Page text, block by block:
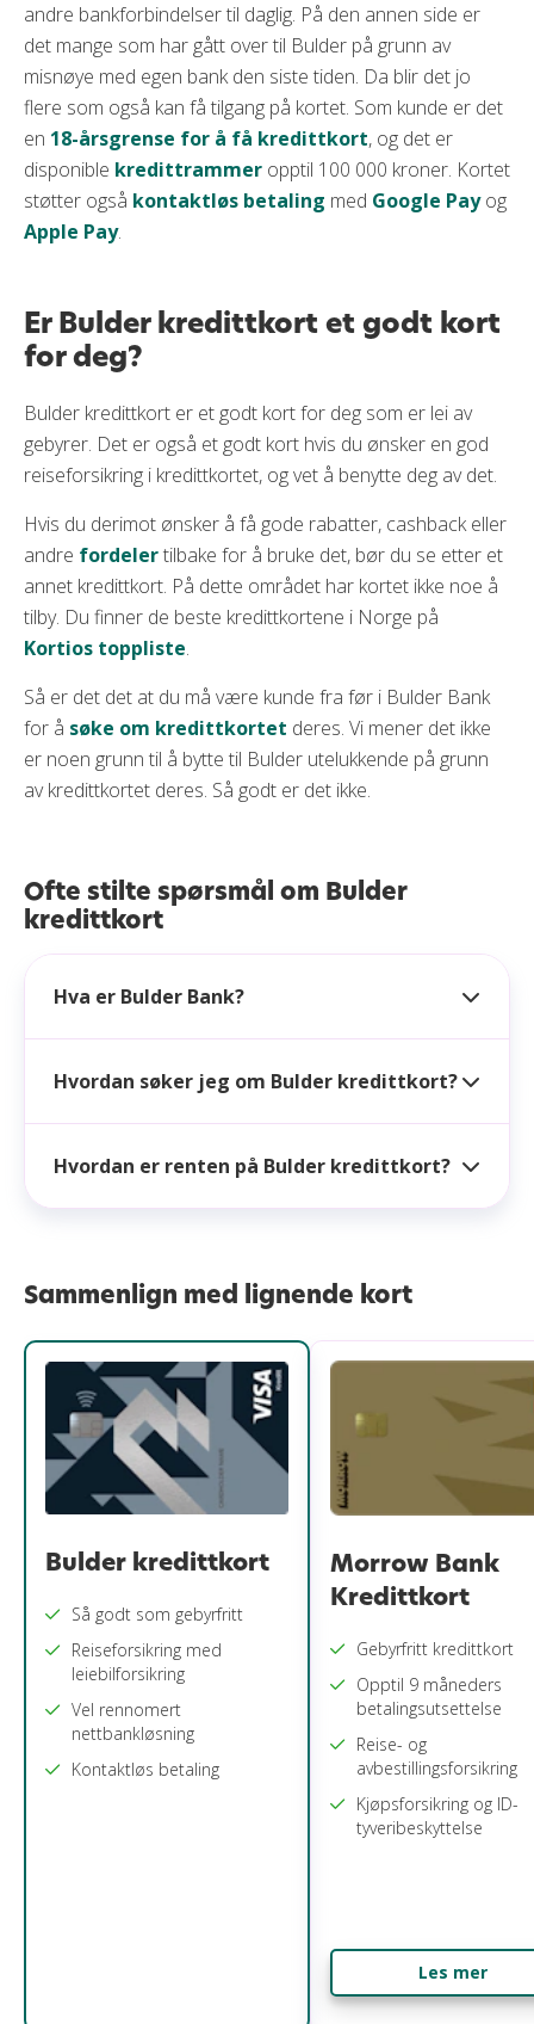
andre bankforbindelser til daglig. På den annen side er
det mange som har gått over til Bulder på grunn av
misnøye med egen bank den siste tiden. Da blir det jo
flere som også kan få tilgang på kortet. Som kunde er det
en 18-årsgrense for å få kredittkort, og det er
disponible kredittrammer opptil 100 000 kroner. Kortet
støtter også kontaktløs betaling med Google Payog
Apple Pay.
Er Bulder kredittkort et godt kort
for deg?
Bulder kredittkort er et godt kort for deg som er lei av
gebyrer. Det er også et godt kort hvis du ønsker en god
reiseforsikring i kredittkortet, og vet å benytte deg av det.
Hvis du derimot ønsker å få gode rabatter, cashback eller
andre fordelertilbake for å bruke det, bør du se etter et
annet kredittkort. På dette området har kortet ikke noe å
tilby. Du finner de beste kredittkortene i Norge på
Kortios toppliste.
Så er det det at du må være kunde fra før i Bulder Bank
for å søke om kredittkortet deres. Vi mener det ikke
er noen grunn til å bytte til Bulder utelukkende på grunn
av kredittkortet deres. Så godt er det ikke.
Ofte stilte spørsmål om Bulder
kredittkort
Hva er Bulder Bank?
Hvordan søker jeg om Bulder kredittkort?
Hvordan er renten på Bulder kredittkort?
Sammenlign med lignende kort
Bulder kredittkort
Så godt som gebyrfritt
Reiseforsikring med
leiebilforsikring
Vel rennomert
nettbankløsning
Kontaktløs betaling
Morrow Bank
Kredittkort
Gebyrfritt kredittkort
Opptil 9 måneders
betalingsutsettelse
Reise- og
avbestillingsforsikring
Kjøpsforsikring og ID-
tyveribeskyttelse
Les mer